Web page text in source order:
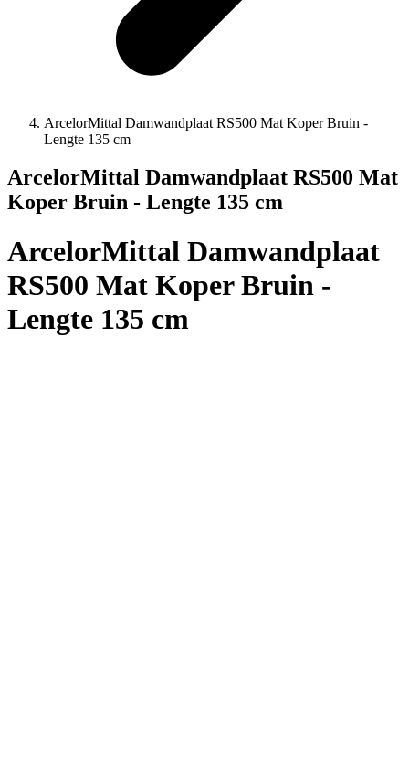
ArcelorMittal Damwandplaat RS500 Mat Koper Bruin -
Lengte 135 cm
ArcelorMittal Damwandplaat RS500 Mat
Koper Bruin - Lengte 135 cm
ArcelorMittal Damwandplaat
RS500 Mat Koper Bruin -
Lengte 135 cm